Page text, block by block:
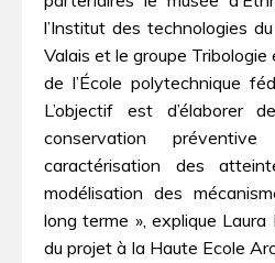
l’Institut des technologies
Valais et le groupe Tribologie
de l’École polytechnique
L’objectif est d’élaborer
conservation
caractérisation des
modélisation des
long terme », explique Laura
du projet à la Haute Ecole